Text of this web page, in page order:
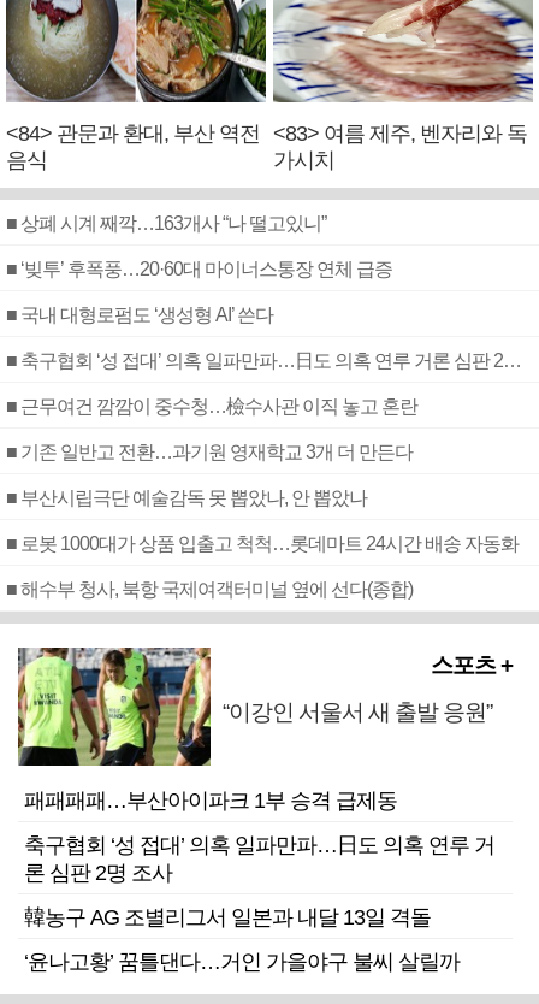
<84> 관문과 환대, 부산 역전
음식
<83> 여름 제주, 벤자리와 독
가시치
■ 상폐 시계 째깍…163개사 “나 떨고있니”
■ ‘빚투’ 후폭풍…20·60대 마이너스통장 연체 급증
■ 국내 대형로펌도 ‘생성형 AI’ 쓴다
■ 축구협회 ‘성 접대’ 의혹 일파만파…日도 의혹 연루 거론 심판 2명 조사
■ 근무여건 깜깜이 중수청…檢수사관 이직 놓고 혼란
■ 기존 일반고 전환…과기원 영재학교 3개 더 만든다
■ 부산시립극단 예술감독 못 뽑았나, 안 뽑았나
■ 로봇 1000대가 상품 입출고 척척…롯데마트 24시간 배송 자동화
■ 해수부 청사, 북항 국제여객터미널 옆에 선다(종합)
스포츠 +
“이강인 서울서 새 출발 응원”
패패패패…부산아이파크 1부 승격 급제동
축구협회 ‘성 접대’ 의혹 일파만파…日도 의혹 연루 거
론 심판 2명 조사
韓농구 AG 조별리그서 일본과 내달 13일 격돌
‘윤나고황’ 꿈틀댄다…거인 가을야구 불씨 살릴까